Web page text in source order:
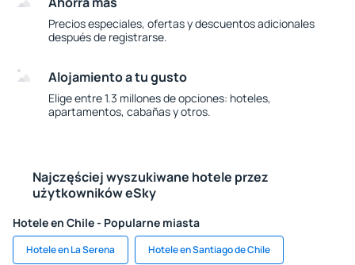
Precios especiales, ofertas y descuentos adicionales
después de registrarse.
Alojamiento a tu gusto
Elige entre 1.3 millones de opciones: hoteles,
apartamentos, cabañas y otros.
Najczęściej wyszukiwane hotele przez
użytkowników eSky
Hotele en Chile - Popularne miasta
Hotele en La Serena Hotele en Santiago de Chile